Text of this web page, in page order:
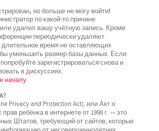
но больше не могу войти!
по какой-то причине
удалил вашу учётную запись. Кроме
периодически удаляют
длительное время не оставляющих
уменьшить размер базы данных. Если
зарегистрироваться снова и
в дискуссиях.
началу
Privacy and Protection Act), или Акт о
ребёнка в интернете от 1998 г. — это
Штатов, требующий от сайтов, которые